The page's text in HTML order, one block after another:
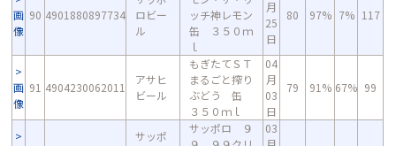
画
像
90 4901880897734
ロビー
ル
ッチ神レモン
缶 ３５０ｍ
ｌ
月
25
日
80 97% 7% 117
画
像
91 4904230062011
アサヒ
ビール
もぎたてＳＴ
まるごと搾り
ぶどう 缶
３５０ｍｌ
04
月
03
日
79 91% 67% 99
サッポ
サッポロ ９
03